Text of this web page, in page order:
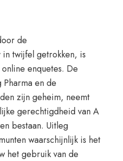
de
twijfel getrokken, is
enquetes. De
Pharma en de
zijn geheim, neemt
gerechtigdheid van A
bestaan. Uitleg
waarschijnlijk is het
het gebruik van de